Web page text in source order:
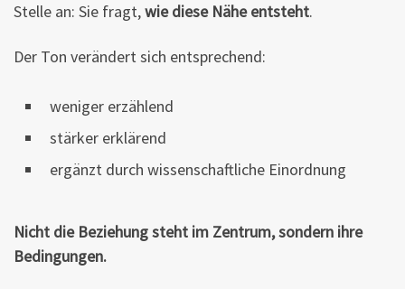
Stelle an: Sie fragt,wie diese Nähe entsteht.
Der Ton verändert sich entsprechend:
weniger erzählend
stärker erklärend
ergänzt durch wissenschaftliche Einordnung
Nicht die Beziehung steht im Zentrum, sondern ihre
Bedingungen.